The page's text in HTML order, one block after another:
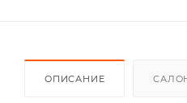
ОПИСАНИЕ